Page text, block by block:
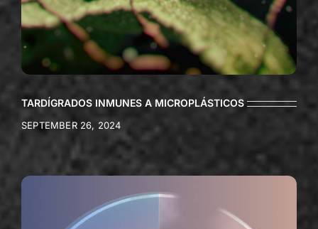
TARDÍGRADOS INMUNES A MICROPLÁSTICOS
SEPTEMBER 26, 2024